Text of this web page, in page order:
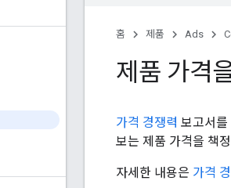
홈 제품 Ads
제품 가격
가격 경쟁력 보고서를
보는 제품 가격을 책
자세한 내용은 가격